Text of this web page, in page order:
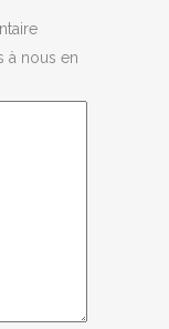
à nous en